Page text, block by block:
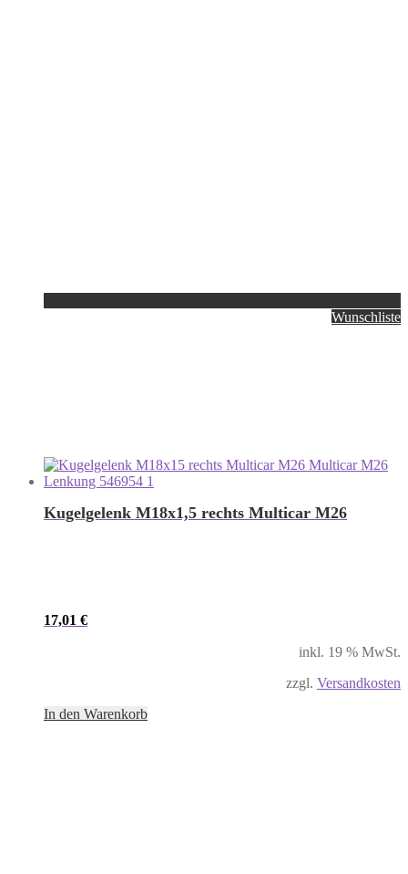
Wunschliste
Kugelgelenk M18x1,5 rechts Multicar M26
17,01 €
inkl. 19 % MwSt.
zzgl. Versandkosten
In den Warenkorb